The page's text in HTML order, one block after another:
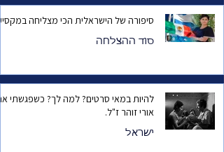
סיפורה של הישראלית הכי מצליחה
סוד ההצלחה
להיות במאי סרטים? למה לך? כשפגשתי
אורי זוהר ז"ל.
ישראל